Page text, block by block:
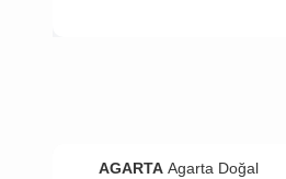
AGARTA Agarta Doğal